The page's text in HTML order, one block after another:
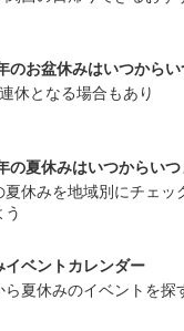
のお盆休みはいつからい
休となる場合もあり
の夏休みはいつからいつ
夏休みを地域別にチェッ
イベントカレンダー
ら夏休みのイベントを探